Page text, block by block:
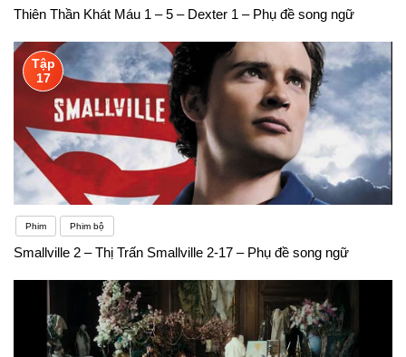
Thiên Thần Khát Máu 1 – 5 – Dexter 1 – Phụ đề song ngữ
Tập
17
Phim Phim bộ
Smallville 2 – Thị Trấn Smallville 2-17 – Phụ đề song ngữ